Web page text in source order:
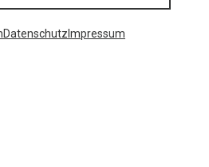
Datenschutz Impressum